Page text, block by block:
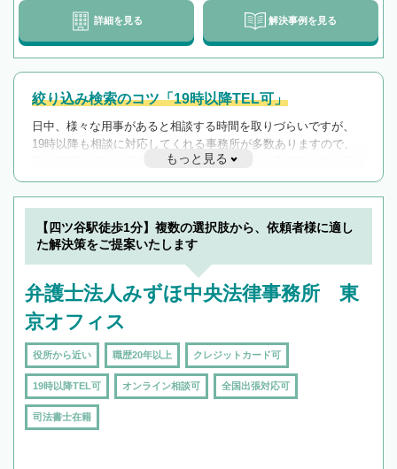
詳細を見る 解決事例を見る
絞り込み検索のコツ「19時以降TEL可」
日中、様々な用事があると相談する時間を取りづらいですが、
19時以降も相談に対応してくれる事務所が多数ありますので、
遅い時間の相談が増えそうな場合はそのような事務所に絞り込
んで検索してみましょう。
19時以降TEL可の条件
を加えて再検索
もっと見る
【四ツ谷駅徒歩1分】複数の選択肢から、依頼者様に適し
た解決策をご提案いたします
弁護士法人みずほ中央法律事務所 東
京オフィス
役所から近い 職歴20年以上 クレジットカード可
19時以降TEL可 オンライン相談可 全国出張対応可
司法書士在籍